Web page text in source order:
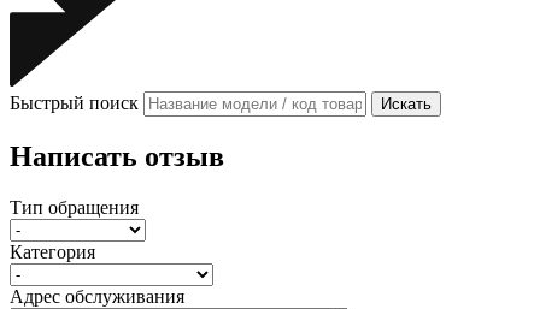
Быстрый поиск Искать
Написать отзыв
Тип обращения
Категория
Адрес обслуживания